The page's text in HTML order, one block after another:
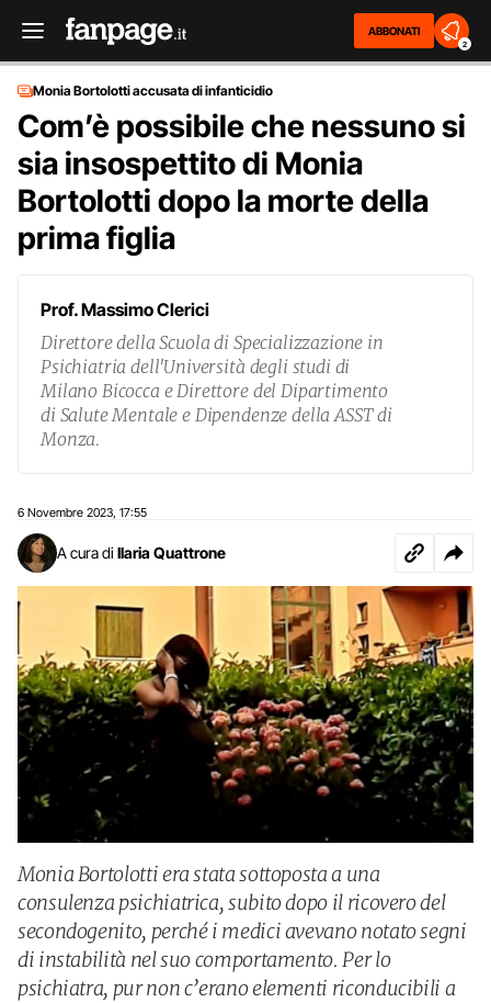
ABBONATI
2
Monia Bortolotti accusata di infanticidio
Com’è possibile che nessuno si
sia insospettito di Monia
Bortolotti dopo la morte della
prima figlia
Prof. Massimo Clerici
Direttore della Scuola di Specializzazione in
Psichiatria dell'Università degli studi di
Milano Bicocca e Direttore del Dipartimento
di Salute Mentale e Dipendenze della ASST di
Monza.
6 Novembre 2023 17:55
A cura di Ilaria Quattrone
Monia Bortolotti era stata sottoposta a una
consulenza psichiatrica, subito dopo il ricovero del
secondogenito, perché i medici avevano notato segni
di instabilità nel suo comportamento. Per lo
psichiatra, pur non c’erano elementi riconducibili a